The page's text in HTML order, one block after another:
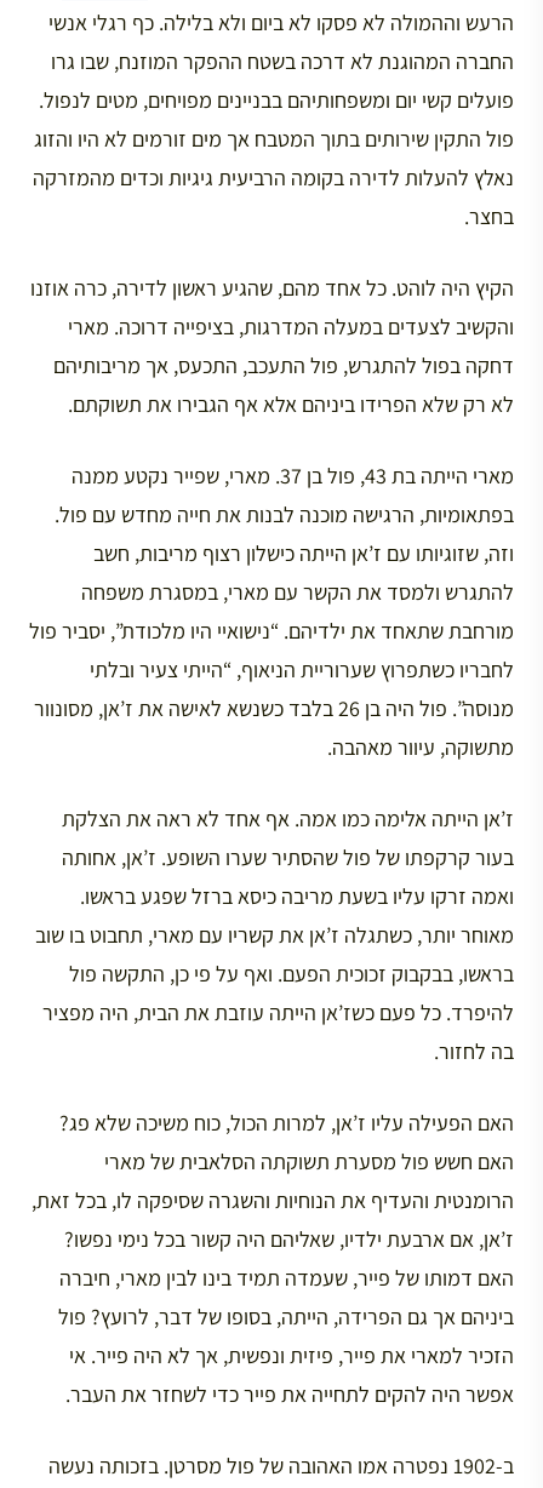
הרעש וההמולה לא פסקו לא ביום ולא בלילה. כף רגלי אנשי
החברה המהוגנת לא דרכה בשטח ההפקר המוזנח, שבו גרו
פועלים קשי יום ומשפחותיהם בבניינים מפויחים, מטים לנפול.
פול התקין שירותים בתוך המטבח אך מים זורמים לא היו והזוג
נאלץ להעלות לדירה בקומה הרביעית גיגיות וכדים מהמזרקה
בחצר.
הקיץ היה לוהט. כל אחד מהם, שהגיע ראשון לדירה, כרה אוזנו
והקשיב לצעדים במעלה המדרגות, בציפייה דרוכה. מארי
דחקה בפול להתגרש, פול התעכב, התכעס, אך מריבותיהם
לא רק שלא הפרידו ביניהם אלא אף הגבירו את תשוקתם.
מארי הייתה בת 43, פול בן 37. מארי, שפייר נקטע ממנה
בפתאומיות, הרגישה מוכנה לבנות את חייה מחדש עם פול.
וזה, שזוגיותו עם ז’אן הייתה כישלון רצוף מריבות, חשב
להתגרש ולמסד את הקשר עם מארי, במסגרת משפחה
מורחבת שתאחד את ילדיהם. “נישואיי היו מלכודת”, יסביר פול
לחבריו כשתפרוץ שערוריית הניאוף, “הייתי צעיר ובלתי
מנוסה”. פול היה בן 26 בלבד כשנשא לאישה את ז’אן, מסונוור
מתשוקה, עיוור מאהבה.
ז’אן הייתה אלימה כמו אמה. אף אחד לא ראה את הצלקת
בעור קרקפתו של פול שהסתיר שערו השופע. ז’אן, אחותה
ואמה זרקו עליו בשעת מריבה כיסא ברזל שפגע בראשו.
מאוחר יותר, כשתגלה ז’אן את קשריו עם מארי, תחבוט בו שוב
בראשו, בבקבוק זכוכית הפעם. ואף על פי כן, התקשה פול
להיפרד. כל פעם כשז’אן הייתה עוזבת את הבית, היה מפציר
בה לחזור.
האם הפעילה עליו ז’אן, למרות הכול, כוח משיכה שלא פג?
האם חשש פול מסערת תשוקתה הסלאבית של מארי
הרומנטית והעדיף את הנוחיות והשגרה שסיפקה לו, בכל זאת,
ז’אן, אם ארבעת ילדיו, שאליהם היה קשור בכל נימי נפשו?
האם דמותו של פייר, שעמדה תמיד בינו לבין מארי, חיברה
ביניהם אך גם הפרידה, הייתה, בסופו של דבר, לרועץ? פול
הזכיר למארי את פייר, פיזית ונפשית, אך לא היה פייר. אי
אפשר היה להקים לתחייה את פייר כדי לשחזר את העבר.
ב-1902 נפטרה אמו האהובה של פול מסרטן. בזכותה נעשה